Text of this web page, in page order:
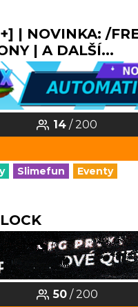
| NOVINKA: /
| A DALŠÍ...
14 / 200
Slimefun Eventy
50/ 200